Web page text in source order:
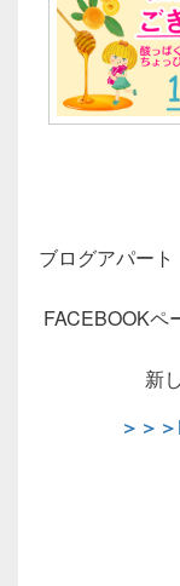
ブログアパー
FACEBOOKペ
新
＞＞